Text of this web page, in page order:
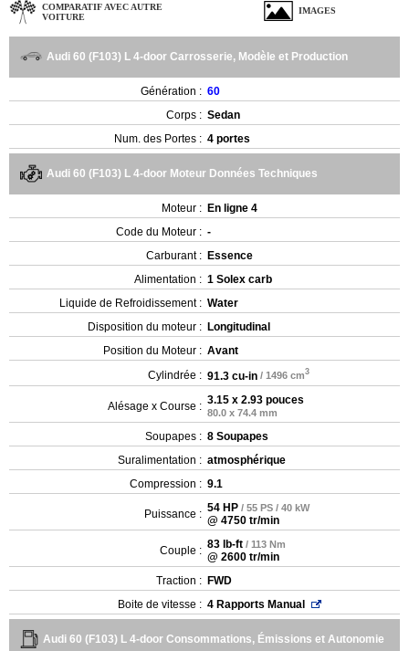
COMPARATIF AVEC AUTRE
VOITURE
IMAGES
Audi 60 (F103) L 4-door Carrosserie, Modèle et Production
Génération : 60
Corps : Sedan
Num. des Portes : 4 portes
Audi 60 (F103) L 4-door Moteur Données Techniques
Moteur : En ligne 4
Code du Moteur : -
Carburant : Essence
Alimentation : 1 Solex carb
Liquide de Refroidissement : Water
Disposition du moteur : Longitudinal
Position du Moteur : Avant
Cylindrée : 91.3 cu-in / 1496 cm3
Alésage x Course : 3.15 x 2.93 pouces
80.0 x 74.4 mm
Soupapes : 8 Soupapes
Suralimentation : atmosphérique
Compression : 9.1
Puissance : 54 HP / 55 PS / 40 kW
@ 4750 tr/min
Couple : 83 lb-ft / 113 Nm
@ 2600 tr/min
Traction : FWD
Boite de vitesse : 4 Rapports Manual
Audi 60 (F103) L 4-door Consommations, Émissions et Autonomie